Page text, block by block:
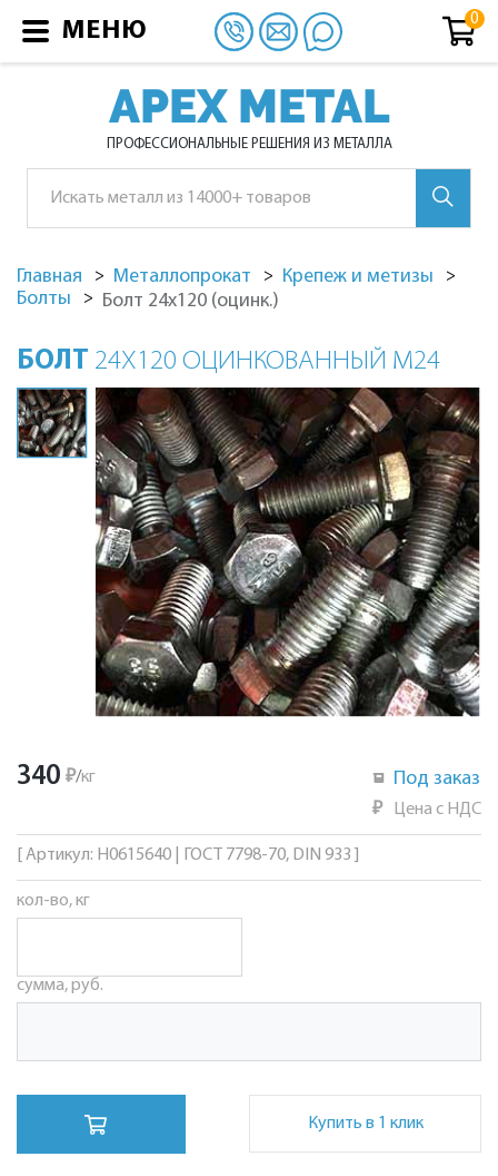
APEX METAL
ПРОФЕССИОНАЛЬНЫЕ РЕШЕНИЯ ИЗ МЕТАЛЛА
Главная Металлопрокат
Крепеж и метизы
Болты
Болт 24х120 (оцинк.)
БОЛТ 24Х120 ОЦИНКОВАННЫЙ М24
340 ₽/кг Под заказ
₽ Цена с НДС
[ Артикул: Н0615640 | ГОСТ 7798-70, DIN 933 ]
кол-во, кг
сумма, руб.
Купить в 1 клик
МЕНЮ